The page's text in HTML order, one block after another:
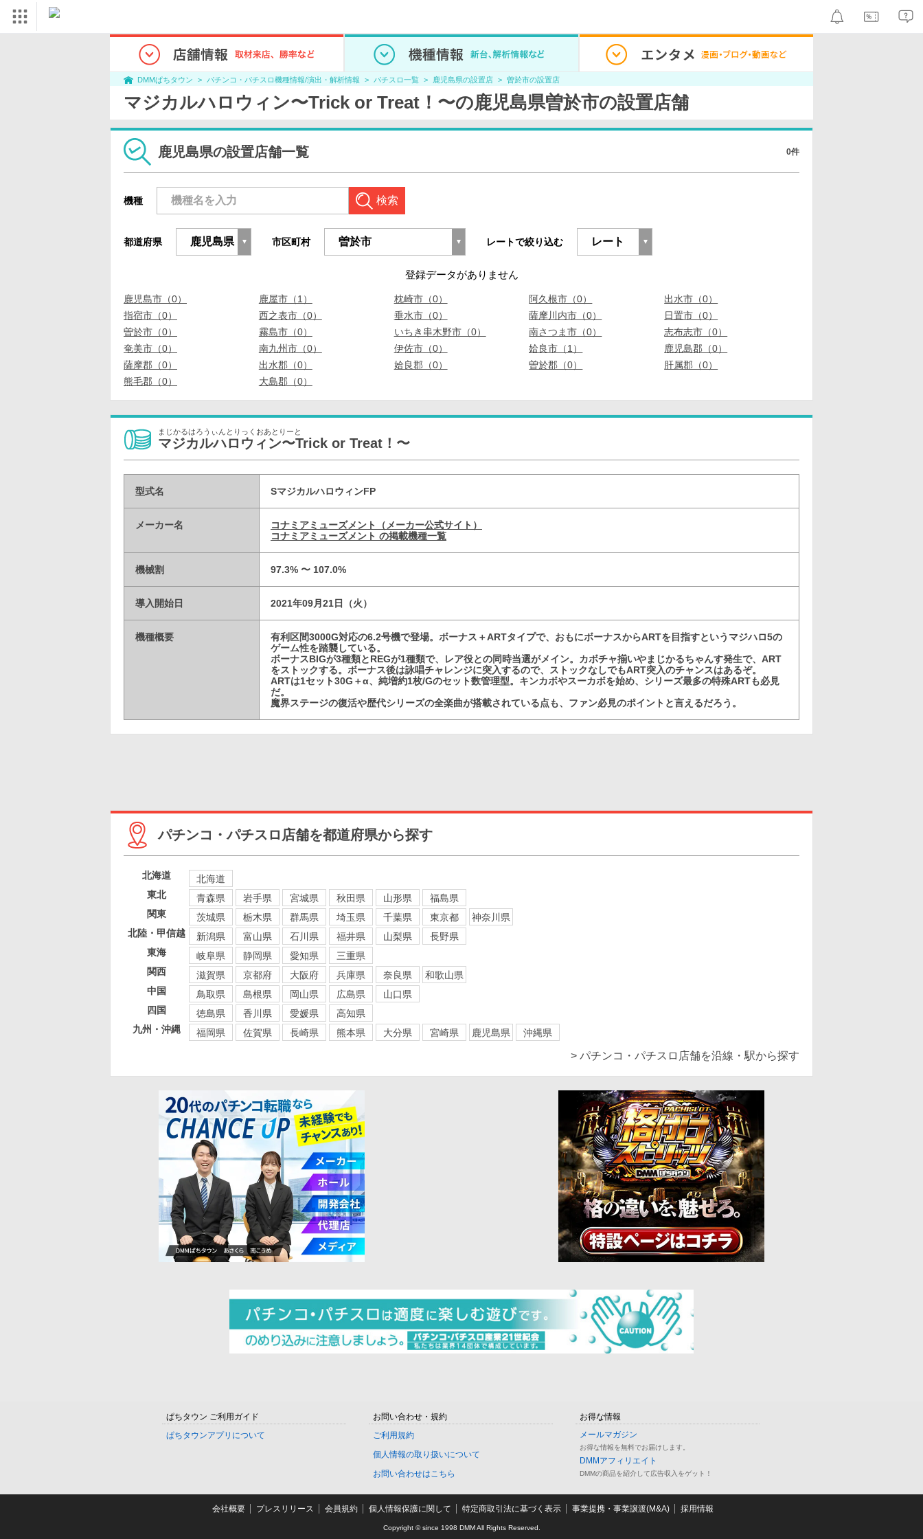
DMMぱちタウン パチンコ・パチスロ機種情報/演出・解析情報 パチスロ一覧 鹿児島県の設置店 曽於市の設置店
マジカルハロウィン〜Trick or Treat！〜の鹿児島県曽於市の設置店舗
鹿児島県の設置店舗一覧 0件
機種 検索
都道府県 市区町村 レートで絞り込む
登録データがありません
鹿児島市（0） 鹿屋市（1） 枕崎市（0） 阿久根市（0）
出水市（0）
指宿市（0）
西之表市（0） 垂水市（0） 薩摩川内市（0）
日置市（0）
曽於市（0）
霧島市（0） いちき串木野市（0） 南さつま市（0）
志布志市（0）
奄美市（0）
南九州市（0） 伊佐市（0） 姶良市（1）
鹿児島郡（0）
薩摩郡（0）
出水郡（0） 姶良郡（0） 曽於郡（0）
肝属郡（0）
熊毛郡（0）
大島郡（0）
まじかるはろうぃんとりっくおあとりーと
マジカルハロウィン〜Trick or Treat！〜
型式名 SマジカルハロウィンFP
メーカー名
コナミアミューズメント（メーカー公式サイト）
コナミアミューズメント の掲載機種一覧
機械割 97.3% 〜 107.0%
導入開始日 2021年09月21日（火）
機種概要
有利区間3000G対応の6.2号機で登場。ボーナス＋ARTタイプで、おもにボーナスからARTを目指すというマジハロ5の
ゲーム性を踏襲している。
ボーナスBIGが3種類とREGが1種類で、レア役との同時当選がメイン。カボチャ揃いやまじかるちゃんす発生で、ART
をストックする。ボーナス後は詠唱チャレンジに突入するので、ストックなしでもART突入のチャンスはあるぞ。
ARTは1セット30G＋α、純増約1枚/Gのセット数管理型。キンカボやスーカボを始め、シリーズ最多の特殊ARTも必見
だ。
魔界ステージの復活や歴代シリーズの全楽曲が搭載されている点も、ファン必見のポイントと言えるだろう。
パチンコ・パチスロ店舗を都道府県から探す
北海道
北海道
東北
青森県 岩手県 宮城県 秋田県 山形県
福島県
関東
茨城県 栃木県 群馬県 埼玉県 千葉県 東京都
神奈川県
北陸・甲信越
新潟県 富山県 石川県 福井県 山梨県
長野県
東海
岐阜県 静岡県 愛知県
三重県
関西
滋賀県 京都府 大阪府 兵庫県 奈良県
和歌山県
中国
鳥取県 島根県 岡山県 広島県
山口県
四国
徳島県 香川県 愛媛県
高知県
九州・沖縄
福岡県 佐賀県 長崎県 熊本県 大分県 宮崎県 鹿児島県 沖縄県
> パチンコ・パチスロ店舗を沿線・駅から探す
ぱちタウン ご利用ガイド
ぱちタウンアプリについて
お問い合わせ・規約
ご利用規約
個人情報の取り扱いについて
お問い合わせはこちら
お得な情報
メールマガジン
お得な情報を無料でお届けします。
DMMアフィリエイト
DMMの商品を紹介して広告収入をゲット！
会社概要 プレスリリース 会員規約 個人情報保護に関して 特定商取引法に基づく表示 事業提携・事業譲渡(M&A) 採用情報
Copyright © since 1998 DMM All Rights Reserved.